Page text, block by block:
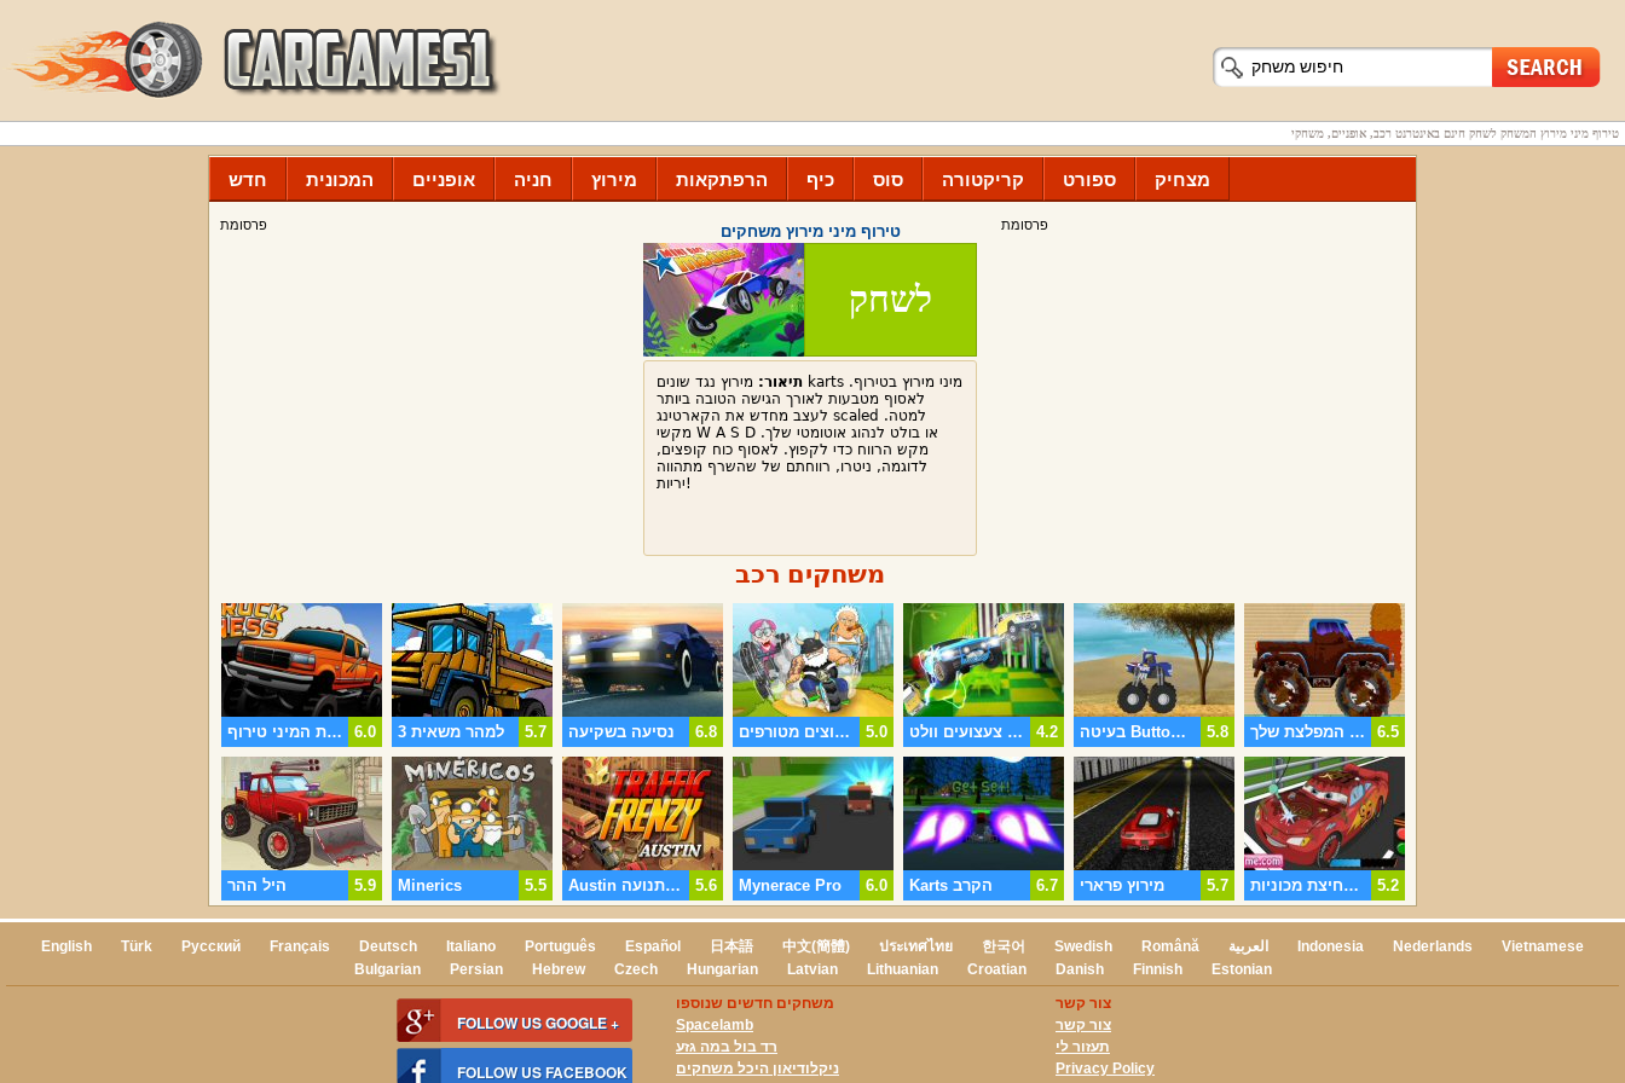
טירוף מיני מירוץ המשחק לשחק חינם באינטרנט רכב, אופניים, משחקי
חדש המכונית אופניים חניה מירוץ הרפתקאות כיף סוס קריקטורה ספורט מצחיק
פרסומת פרסומת טירוף מיני מירוץ משחקים
לשחק
תיאור: מירוץ נגד שונים karts מיני מירוץ בטירוף.
לאסוף מטבעות לאורך הגישה הטובה ביותר
לעצב מחדש את הקארטינג scaled למטה.
מקשי W A S D או בולט לנהוג אוטומטי שלך.
מקש הרווח כדי לקפוץ. לאסוף כוח קופצים,
לדוגמה, ניטרו, רווחתם של שהשרף מתהווה
יריות!
משחקים רכב
6.0 משאית המיני טירוף 5.7 למהר משאית 3 6.8 נסיעה בשקיעה 5.0 מירוצים מטורפים 4.2 אליפות צעצועים וולט 5.8 בעיטה Buttowski 6.5 המנגינה המפלצת שלך
5.9 היל ההר 5.5
Minerics 5.6 Austin הטירוף תנועה 6.0
Mynerace Pro 6.7 Karts הקרב 5.7 מירוץ פרארי 5.2 לייטנינג מקווין רחיצת מכוניות
English Türk Русский Français Deutsch Italiano Português Español 日本語 中文(簡體) ประเทศไทย 한국어 Swedish Română العربية Indonesia Nederlands
Vietnamese
Bulgarian
Persian Hebrew Czech Hungarian Latvian Lithuanian Croatian Danish Finnish Estonian
FOLLOW US GOOGLE +
FOLLOW US FACEBOOK
משחקים חדשים שנוספו
Spacelamb
רד בול במה גזע
ניקלודיאון היכל משחקים
צור קשר
צור קשר
תעזור לי
Privacy Policy